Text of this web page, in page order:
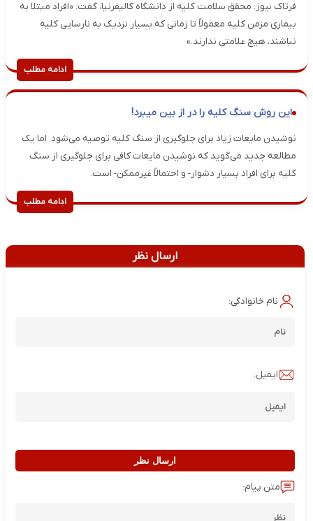
فرتاک نیوز: محقق سلامت کلیه از دانشگاه کالیفرنیا، گفت: «افراد مبتلا به
بیماری مزمن کلیه معمولاً تا زمانی که بسیار نزدیک به نارسایی کلیه
نباشند، هیچ علامتی ندارند.»
ادامه مطلب
این روش سنگ کلیه را در از بین میبرد!
نوشیدن مایعات زیاد برای جلوگیری از سنگ کلیه توصیه می‌شود. اما یک
مطالعه جدید می‌گوید که نوشیدن مایعات کافی برای جلوگیری از سنگ
کلیه برای افراد بسیار دشوار- و احتمالاً غیرممکن- است.
ادامه مطلب
ارسال نظر
نام خانوادگی:
ایمیل:
ارسال نظر
متن پیام: